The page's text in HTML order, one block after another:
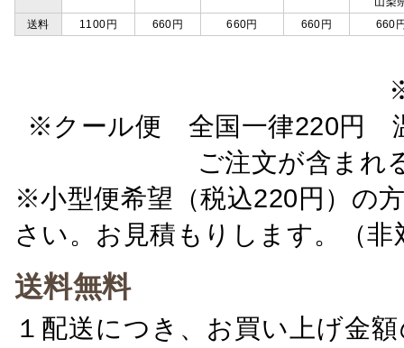
送料
1100円 660円 660円 660円 660
※クール便 全国一律220円
ご注文が含ま
※小型便希望（税込220円）の
さい。お見積もりします。（非
送料無料
１配送につき、お買い上げ金